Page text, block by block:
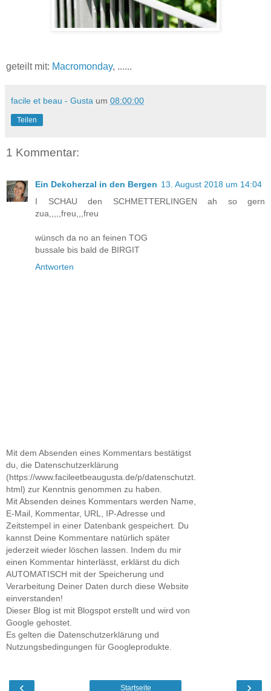
geteilt mit: Macromonday, ......
facile et beau - Gusta um 08:00:00
Teilen
1 Kommentar:
Ein Dekoherzal in den Bergen 13. August 2018 um 14:04
I SCHAU den SCHMETTERLINGEN ah so gern
zua,,,,,freu,,,freu
wünsch da no an feinen TOG
bussale bis bald de BIRGIT
Antworten
Mit dem Absenden eines Kommentars bestätigst
du, die Datenschutzerklärung
(https://www.facileetbeaugusta.de/p/datenschutzt.
html) zur Kenntnis genommen zu haben.
Mit Absenden deines Kommentars werden Name,
E-Mail, Kommentar, URL, IP-Adresse und
Zeitstempel in einer Datenbank gespeichert. Du
kannst Deine Kommentare natürlich später
jederzeit wieder löschen lassen. Indem du mir
einen Kommentar hinterlässt, erklärst du dich
AUTOMATISCH mit der Speicherung und
Verarbeitung Deiner Daten durch diese Website
einverstanden!
Dieser Blog ist mit Blogspot erstellt und wird von
Google gehostet.
Es gelten die Datenschutzerklärung und
Nutzungsbedingungen für Googleprodukte.
‹ ›
Startseite